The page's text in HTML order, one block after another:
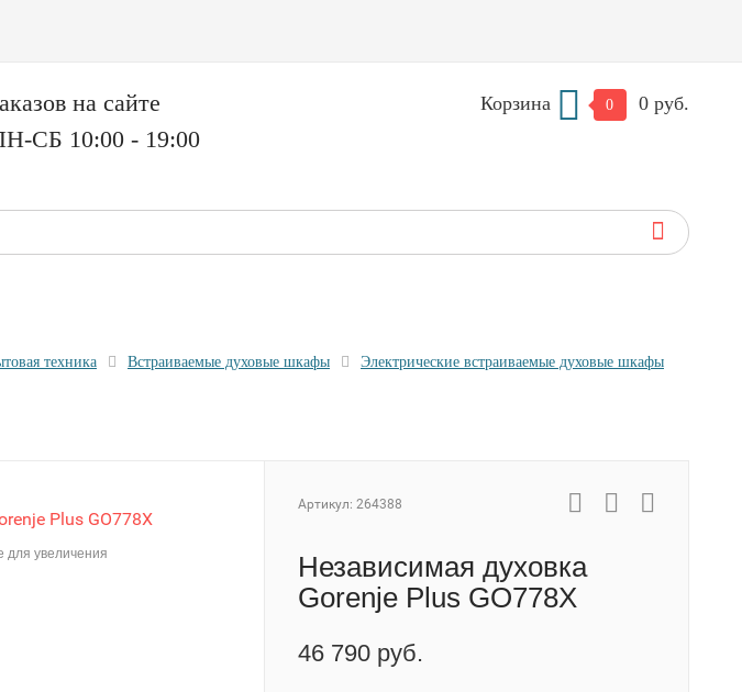
на сайте
СБ 10:00 - 19:00
Корзина 0 0 руб.
техника Встраиваемые духовые шкафы
Электрические встраиваемые духовые шкафы
увеличения
Артикул: 264388
Независимая духовка
Gorenje Plus GO778X
46 790 руб.